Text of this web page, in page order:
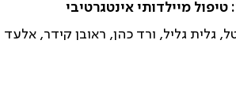
מיילדותי אינטגרטיבי
גלית גליל, ורד כהן, ראובן קידר, אלעד